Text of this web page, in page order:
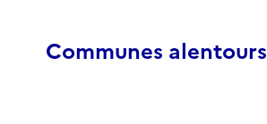
Communes alentours